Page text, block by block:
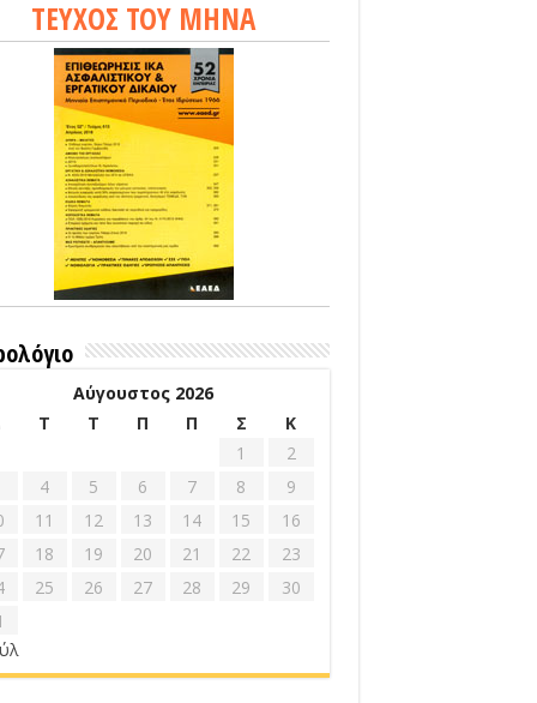
ΤΕΥΧΟΣ ΤΟΥ ΜΗΝΑ
Αύγουστος 2026
Τ Τ Π Π Σ
Κ
1
2
4 5 6 7 8
9
11 12 13 14 15
16
18 19 20 21 22
23
25 26 27 28 29
30